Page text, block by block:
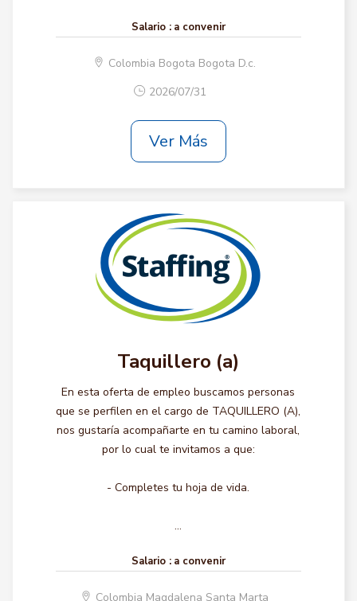
Salario : a convenir
Colombia Bogota Bogota D.c.
2026/07/31
Ver Más
Taquillero (a)
En esta oferta de empleo buscamos personas
que se perfilen en el cargo de TAQUILLERO (A),
nos gustaría acompañarte en tu camino laboral,
por lo cual te invitamos a que:
- Completes tu hoja de vida.
...
Salario : a convenir
Colombia Magdalena Santa Marta